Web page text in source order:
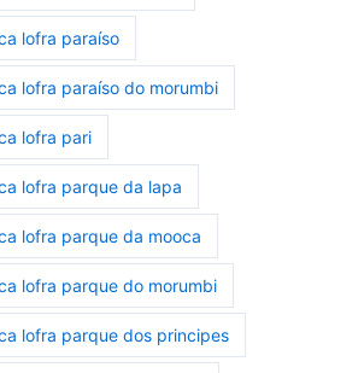
lofra paraíso
lofra paraíso do morumbi
lofra pari
lofra parque da lapa
lofra parque da mooca
lofra parque do morumbi
lofra parque dos principes